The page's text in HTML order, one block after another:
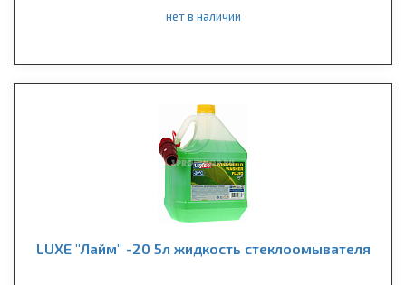
нет в наличии
LUXE "Лайм" -20 5л жидкость стеклоомывателя